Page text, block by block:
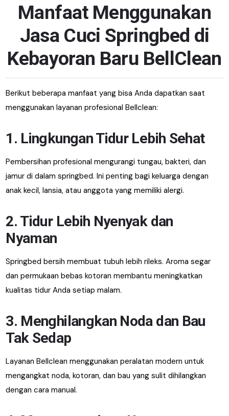
Manfaat Menggunakan
Jasa Cuci Springbed di
Kebayoran Baru BellClean
Berikut beberapa manfaat yang bisa Anda dapatkan saat
menggunakan layanan profesional Bellclean:
1. Lingkungan Tidur Lebih Sehat
Pembersihan profesional mengurangi tungau, bakteri, dan
jamur di dalam springbed. Ini penting bagi keluarga dengan
anak kecil, lansia, atau anggota yang memiliki alergi.
2. Tidur Lebih Nyenyak dan
Nyaman
Springbed bersih membuat tubuh lebih rileks. Aroma segar
dan permukaan bebas kotoran membantu meningkatkan
kualitas tidur Anda setiap malam.
3. Menghilangkan Noda dan Bau
Tak Sedap
Layanan Bellclean menggunakan peralatan modern untuk
mengangkat noda, kotoran, dan bau yang sulit dihilangkan
dengan cara manual.